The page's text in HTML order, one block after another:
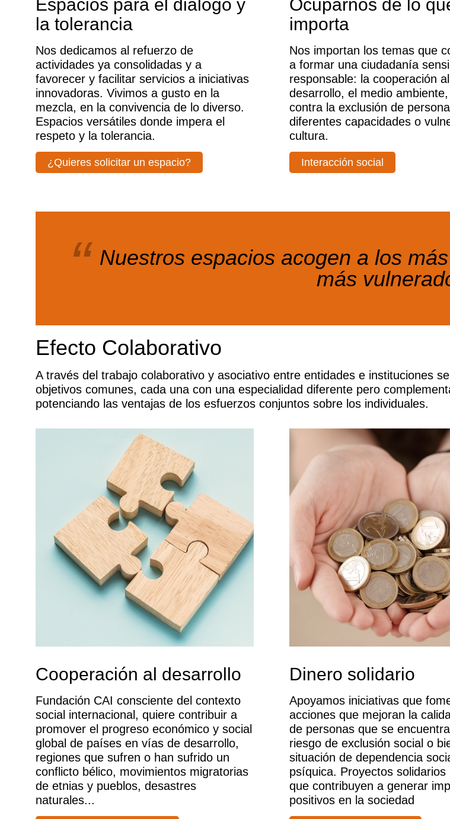
Espacios para el diálogo y
la tolerancia
Nos dedicamos al refuerzo de
actividades ya consolidadas y a
favorecer y facilitar servicios a iniciativas
innovadoras. Vivimos a gusto en la
mezcla, en la convivencia de lo diverso.
Espacios versátiles donde impera el
respeto y la tolerancia.
¿Quieres solicitar un espacio?
Ocuparnos de lo
importa
Nos importan los temas que
a formar una ciudadanía
responsable: la cooperación al
desarrollo, el medio
contra la exclusión de
diferentes capacidades o
cultura.
Interacción social
Nuestros espacios acogen a los
más
Efecto Colaborativo
A través del trabajo colaborativo y asociativo entre entidades e instituciones
objetivos comunes, cada una con una especialidad diferente pero
potenciando las ventajas de los esfuerzos conjuntos sobre los individuales.
Cooperación al desarrollo
Fundación CAI consciente del contexto
social internacional, quiere contribuir a
promover el progreso económico y social
global de países en vías de desarrollo,
regiones que sufren o han sufrido un
conflicto bélico, movimientos migratorias
de etnias y pueblos, desastres
naturales...
Dinero solidario
Apoyamos iniciativas que
acciones que mejoran la
de personas que se
riesgo de exclusión social o
situación de dependencia
psíquica. Proyectos solidarios
que contribuyen a generar
positivos en la sociedad